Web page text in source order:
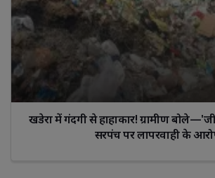
खडेरा में गंदगी से हाहाकार! ग्रामीण
सरपंच पर लापरवाही के